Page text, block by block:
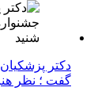
دکتر
گفت ؛ نظر